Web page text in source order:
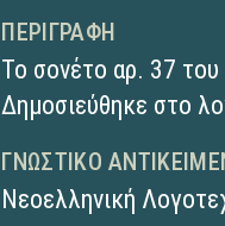
ΠΕΡΙΓΡΑΦΉ
Το σονέτο αρ. 37
Δημοσιεύθηκε στο
ΓΝΩΣΤΙΚΌ
Νεοελληνική